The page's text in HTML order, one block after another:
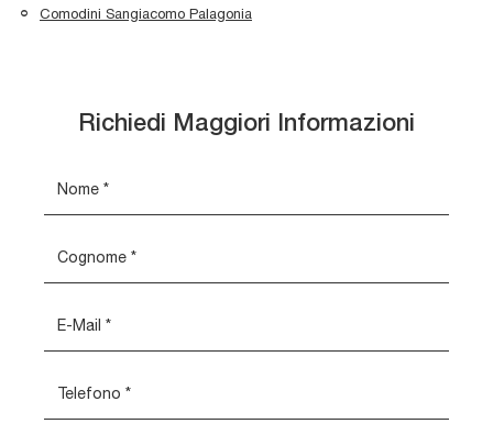
Comodini Sangiacomo Palagonia
Richiedi Maggiori Informazioni